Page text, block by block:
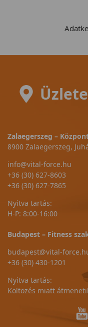
Zalaegerszeg –
8900 Zalaegerszeg,
info@vital-force.hu
+36 (30) 627-8603
+36 (30) 627-7865
Nyitva tartás:
H-P: 8:00-16:00
Budapest – Fitness
budapest@vital-
+36 (30) 430-1201
Nyitva tartás:
Költözés miatt